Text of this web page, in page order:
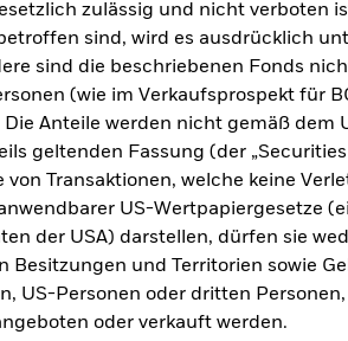
Anlageideen.
Zu
zulässig und nicht verboten
sind, wird es ausdrücklich
sind die beschriebenen Fonds
(wie im Verkaufsprospekt für
Anteile werden nicht gemäß dem
geltenden Fassung (der
von Transaktionen, welche keine
US-Wertpapiergesetze
der USA) darstellen, dürfen sie
Besitzungen und Territorien sowie
US-Personen oder dritten
oder verkauft werden.